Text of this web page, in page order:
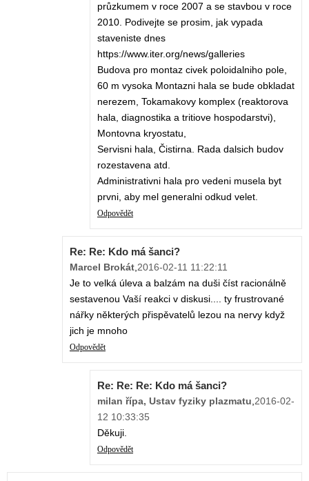
průzkumem v roce 2007 a se stavbou v roce
2010. Podivejte se prosim, jak vypada
staveniste dnes
https://www.iter.org/news/galleries
Budova pro montaz civek poloidalniho pole,
60 m vysoka Montazni hala se bude obkladat
nerezem, Tokamakovy komplex (reaktorova
hala, diagnostika a tritiove hospodarstvi),
Montovna kryostatu,
Servisni hala, Čistirna. Rada dalsich budov
rozestavena atd.
Administrativni hala pro vedeni musela byt
prvni, aby mel generalni odkud velet.
Odpovědět
Re: Re: Kdo má šanci?
Marcel Brokát,2016-02-11 11:22:11
Je to velká úleva a balzám na duši číst racionálně
sestavenou Vaší reakci v diskusi.... ty frustrované
nářky některých přispěvatelů lezou na nervy když
jich je mnoho
Odpovědět
Re: Re: Re: Kdo má šanci?
milan řípa, Ustav fyziky plazmatu,2016-02-
12 10:33:35
Děkuji.
Odpovědět